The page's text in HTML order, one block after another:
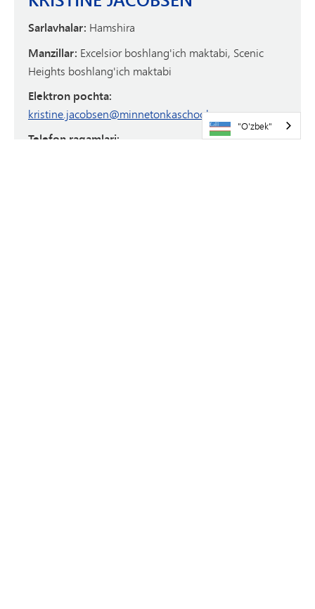
Sarlavhalar: Hamshira
Manzillar: Excelsior boshlang'ich maktabi, Scenic
Heights boshlang'ich maktabi
Elektron pochta:
kristine.jacobsen@minnetonkaschools.org
Telefon raqamlari:
"O'zbek"